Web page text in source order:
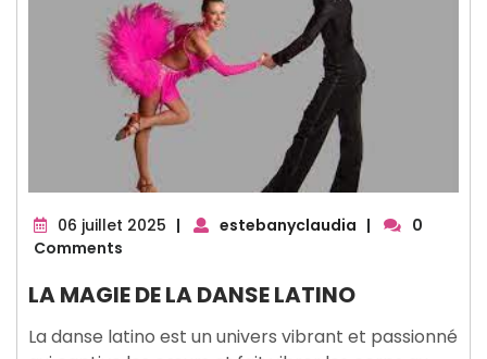
06 juillet 2025 06
| estebanyclaudia |
0
Comments
LA MAGIE DE LA DANSE LATINO
La danse latino est un univers vibrant et passionné